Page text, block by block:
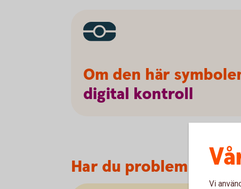
Om den här
digital kontroll
Har du problem att
Vi